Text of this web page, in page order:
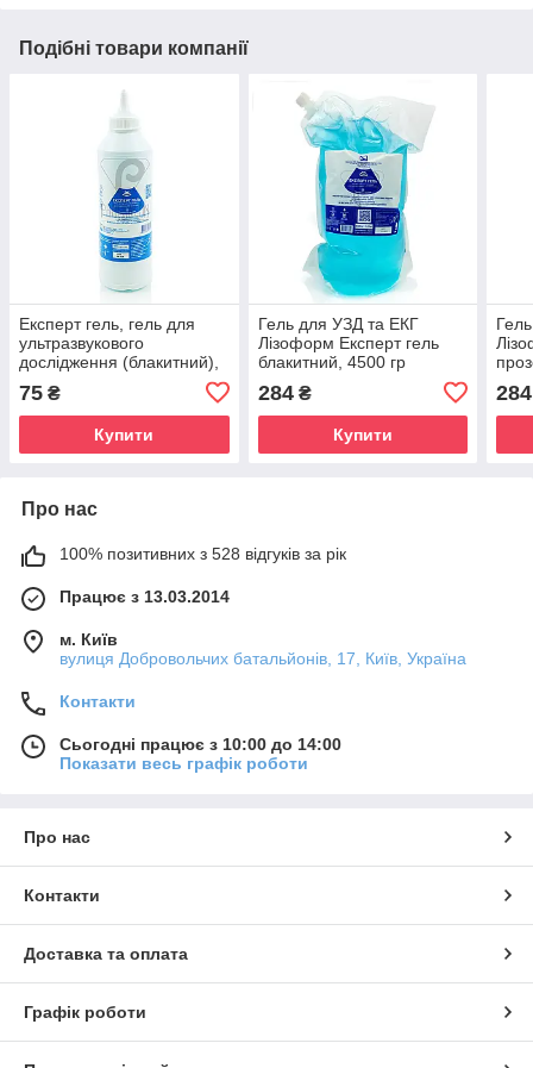
Подібні товари компанії
Експерт гель, гель для
ультразвукового
дослідження (блакитний),
75 ₴
Купити
Гель для УЗД та ЕКГ
Лізоформ Експерт гель
блакитний, 4500 гр
284₴
Купити
284
Про нас
100% позитивних з 528 відгуків за рік
Працює з 13.03.2014
м. Київ
вулиця Добровольчих батальйонів, 17, Київ, Україна
Контакти
Сьогодні працює з 10:00 до 14:00
Показати весь графік роботи
Про нас
Контакти
Доставка та оплата
Графік роботи